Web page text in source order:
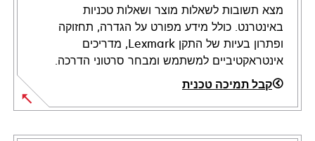
מצא תשובות לשאלות מוצר ושאלות טכניות
באינטרנט. כולל מידע מפורט על הגדרה, תחזוקה
ופתרון בעיות של התקן Lexmark, מדריכים
אינטראקטיביים למשתמש ומבחר סרטוני הדרכה.
קבל תמיכה טכנית
opens
in